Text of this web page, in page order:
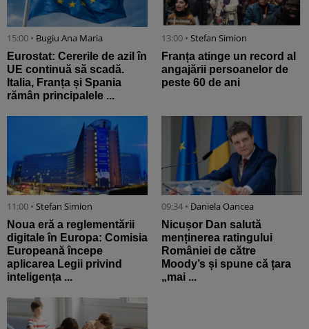
15:00 • Bugiu ⁠Ana Maria
Eurostat: Cererile de azil în
UE continuă să scadă.
Italia, Franța și Spania
rămân principalele ...
13:00 • Stefan Simion
Franța atinge un record al
angajării persoanelor de
peste 60 de ani
11:00 • Stefan Simion
Noua eră a reglementării
digitale în Europa: Comisia
Europeană începe
aplicarea Legii privind
inteligența ...
09:34 • Daniela Oancea
Nicușor Dan salută
menținerea ratingului
României de către
Moody’s și spune că țara
„mai ...